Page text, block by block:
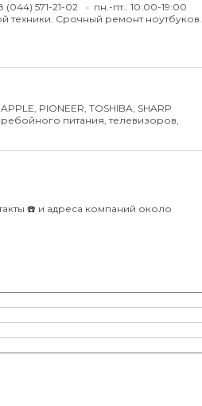
(044) 571-21-02
пн.-пт.: 10:00-19:00
техники. Срочный ремонт ноутбуков.
PIONEER, TOSHIBA, SHARP
питания, телевизоров,
☎️ и адреса компаний около